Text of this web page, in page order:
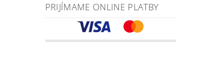
PRIJÍMAME ONLINE PLATBY